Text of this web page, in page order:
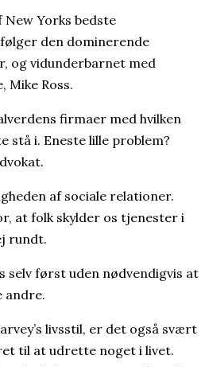
Yorks bedste
den dominerende
og vidunderbarnet med
Mike Ross.
firmaer med hvilken
stå i. Eneste lille problem?
af sociale relationer.
at folk skylder os tjenester i
rundt.
først uden nødvendigvis at
andre.
livsstil, er det også svært
til at udrette noget i livet.